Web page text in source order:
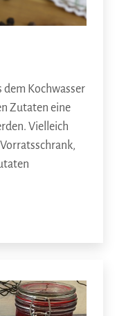
dem Kochwasser
Zutaten eine
Vielleich